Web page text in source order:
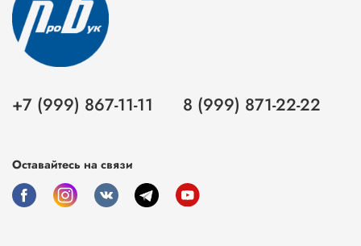
+7 (999) 867-11-11 8 (999) 871-22-22
Оставайтесь на связи